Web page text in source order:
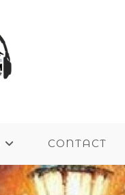
CONTACT